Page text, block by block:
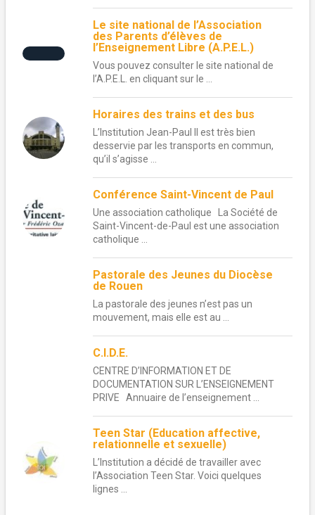
Le site national de l’Association
des Parents d’élèves de
l’Enseignement Libre (A.P.E.L.)
Vous pouvez consulter le site national de
l’A.P.E.L. en cliquant sur le ...
Horaires des trains et des bus
L’Institution Jean-Paul II est très bien
desservie par les transports en commun,
qu’il s’agisse ...
Conférence Saint-Vincent de Paul
Une association catholique La Société de
Saint-Vincent-de-Paul est une association
catholique ...
Pastorale des Jeunes du Diocèse
de Rouen
La pastorale des jeunes n’est pas un
mouvement, mais elle est au ...
C.I.D.E.
CENTRE D’INFORMATION ET DE
DOCUMENTATION SUR L’ENSEIGNEMENT
PRIVE Annuaire de l’enseignement ...
Teen Star (Education affective,
relationnelle et sexuelle)
L’Institution a décidé de travailler avec
l’Association Teen Star. Voici quelques
lignes ...